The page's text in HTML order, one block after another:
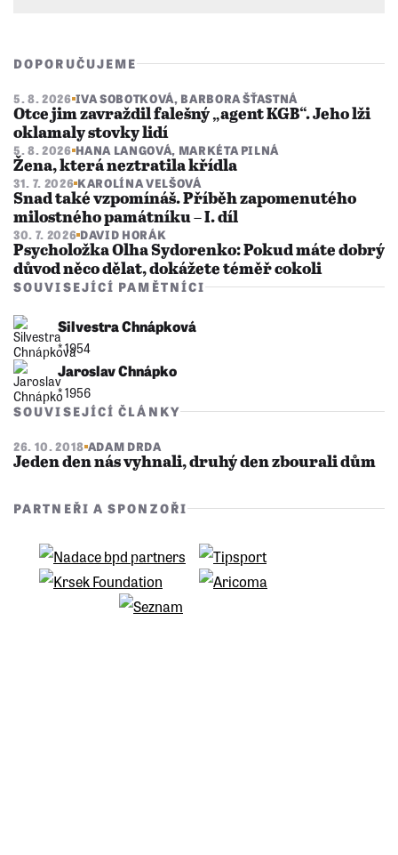
DOPORUČUJEME
5. 8. 2026 IVA SOBOTKOVÁ, BARBORA ŠŤASTNÁ
Otce jim zavraždil falešný „agent KGB“. Jeho lži
oklamaly stovky lidí
5. 8. 2026 HANA LANGOVÁ, MARKÉTA PILNÁ
Žena, která neztratila křídla
31. 7. 2026 KAROLÍNA VELŠOVÁ
Snad také vzpomínáš. Příběh zapomenutého
milostného památníku – I. díl
30. 7. 2026 DAVID HORÁK
Psycholožka Olha Sydorenko: Pokud máte dobrý
důvod něco dělat, dokážete téměř cokoli
SOUVISEJÍCÍ PAMĚTNÍCI
Silvestra Chnápková
* 1954
Jaroslav Chnápko
* 1956
SOUVISEJÍCÍ ČLÁNKY
26. 10. 2018 ADAM DRDA
Jeden den nás vyhnali, druhý den zbourali dům
PARTNEŘI A SPONZOŘI